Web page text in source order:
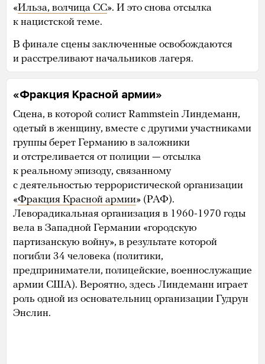
«Ильза, волчица СС». И это снова отсылка
к нацистской теме.
В финале сцены заключенные освобождаются
и расстреливают начальников лагеря.
«Фракция Красной армии»
Сцена, в которой солист Rammstein Линдеманн,
одетый в женщину, вместе с другими участниками
группы берет Германию в заложники
и отстреливается от полиции — отсылка
к реальному эпизоду, связанному
с деятельностью террористической организации
«Фракция Красной армии» (РАФ).
Леворадикальная организация в 1960-1970 годы
вела в Западной Германии «городскую
партизанскую войну», в результате которой
погибли 34 человека (политики,
предприниматели, полицейские, военнослужащие
армии США). Вероятно, здесь Линдеманн играет
роль одной из основательниц организации Гудрун
Энслин.